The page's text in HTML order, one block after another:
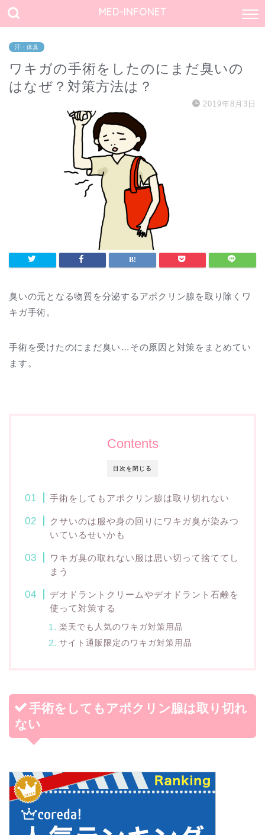
MED-INFONET
汗・体臭
ワキガの手術をしたのにまだ臭いの
はなぜ？対策方法は？
2019年8月3日
臭いの元となる物質を分泌するアポクリン腺を取り除くワ
キガ手術。
手術を受けたのにまだ臭い…その原因と対策をまとめてい
ます。
目次を閉じる
Contents
手術をしてもアポクリン腺は取り切れない
クサいのは服や身の回りにワキガ臭が染みつ
いているせいかも
ワキガ臭の取れない服は思い切って捨ててし
まう
デオドラントクリームやデオドラント石鹸を
使って対策する
楽天でも人気のワキガ対策用品
サイト通販限定のワキガ対策用品
手術をしてもアポクリン腺は取り切れ
ない